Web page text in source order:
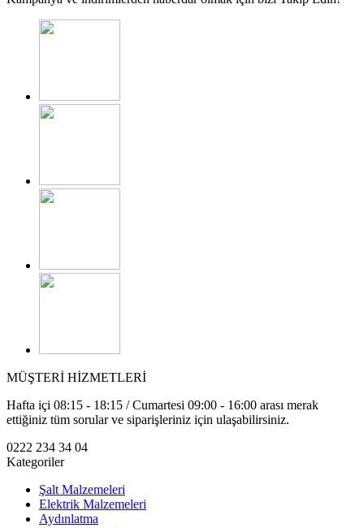
MÜŞTERİ HİZMETLERİ
Hafta içi 08:15 - 18:15 / Cumartesi 09:00 - 16:00 arası merak
ettiğiniz tüm sorular ve siparişleriniz için ulaşabilirsiniz.
0222 234 34 04
Kategoriler
Şalt Malzemeleri
Elektrik Malzemeleri
Aydınlatma